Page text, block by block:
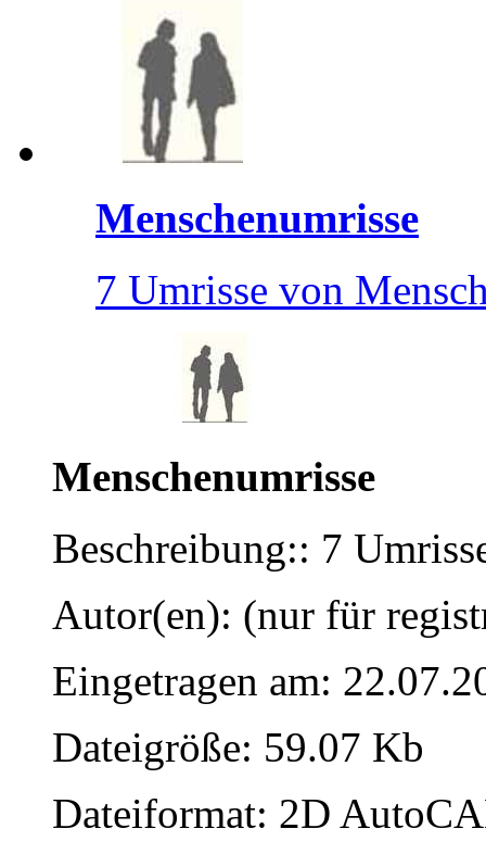
Menschenumrisse
7 Umrisse von
Menschenumrisse
Beschreibung:: 7
Autor(en): (nur für
Eingetragen am:
Dateigröße: 59.07 Kb
Dateiformat: 2D